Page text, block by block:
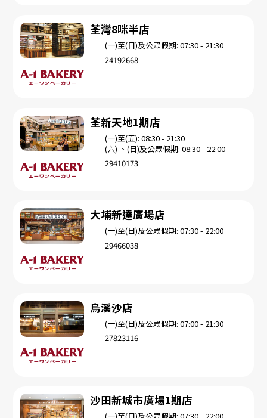
荃灣8咪半店
(一)至(日)及公眾假期: 07:30 - 21:30
24192668
荃新天地1期店
(一)至(五): 08:30 - 21:30
(六) 、(日)及公眾假期: 08:30 - 22:00
29410173
大埔新達廣場店
(一)至(日)及公眾假期: 07:30 - 22:00
29466038
烏溪沙店
(一)至(日)及公眾假期: 07:00 - 21:30
27823116
沙田新城市廣場1期店